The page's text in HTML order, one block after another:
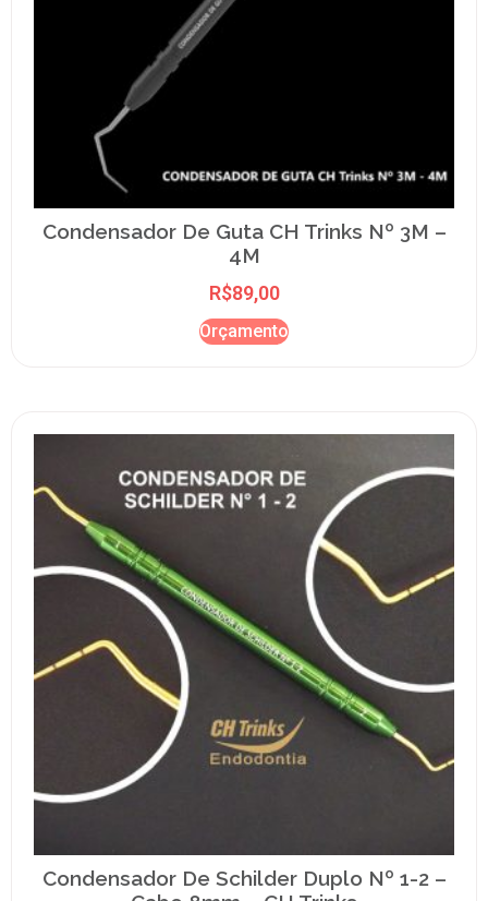
Condensador De Guta CH Trinks Nº 3M –
4M
R$89,00
Orçamento
Condensador De Schilder Duplo Nº 1-2 –